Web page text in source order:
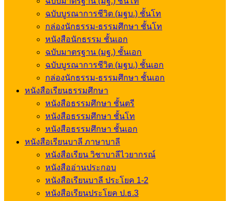
ฉบับบูรณาการชีวิต (มฐบ.) ชั้นโท
กล่องนักธรรม-ธรรมศึกษา ชั้นโท
หนังสือนักธรรม ชั้นเอก
ฉบับมาตรฐาน (มฐ.) ชั้นเอก
ฉบับบูรณาการชีวิต (มฐบ.) ชั้นเอก
กล่องนักธรรม-ธรรมศึกษา ชั้นเอก
หนังสือเรียนธรรมศึกษา
หนังสือธรรมศึกษา ชั้นตรี
หนังสือธรรมศึกษา ชั้นโท
หนังสือธรรมศึกษา ชั้นเอก
หนังสือเรียนบาลี ภาษาบาลี
หนังสือเรียน วิชาบาลีไวยากรณ์
หนังสืออ่านประกอบ
หนังสือเรียนบาลี ประโยค 1-2
หนังสือเรียนประโยค ป.ธ.3